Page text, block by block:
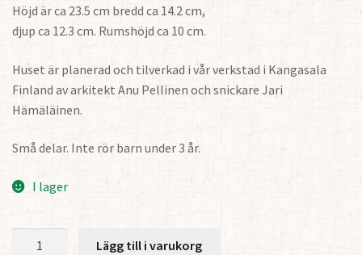
Höjd är ca 23.5 cm bredd ca 14.2 cm,
djup ca 12.3 cm. Rumshöjd ca 10 cm.
Huset är planerad och tilverkad i vår verkstad i Kangasala
Finland av arkitekt Anu Pellinen och snickare Jari
Hämäläinen.
Små delar. Inte rör barn under 3 år.
I lager
Lägg till i varukorg